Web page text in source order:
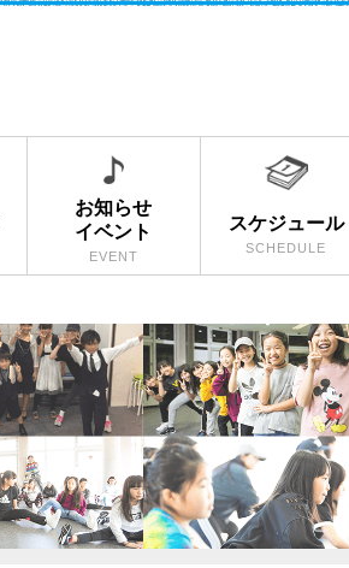
お知らせ
イベント
EVENT
スケジュール
SCHEDULE